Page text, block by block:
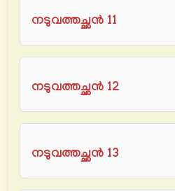
നടുവത്തച്ഛൻ 11
നടുവത്തച്ഛൻ 12
നടുവത്തച്ഛൻ 13